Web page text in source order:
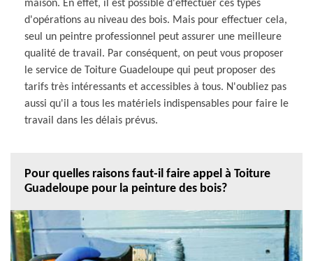
maison. En effet, il est possible d'effectuer ces types
d'opérations au niveau des bois. Mais pour effectuer cela,
seul un peintre professionnel peut assurer une meilleure
qualité de travail. Par conséquent, on peut vous proposer
le service de Toiture Guadeloupe qui peut proposer des
tarifs très intéressants et accessibles à tous. N'oubliez pas
aussi qu'il a tous les matériels indispensables pour faire le
travail dans les délais prévus.
Pour quelles raisons faut-il faire appel à Toiture
Guadeloupe pour la peinture des bois?